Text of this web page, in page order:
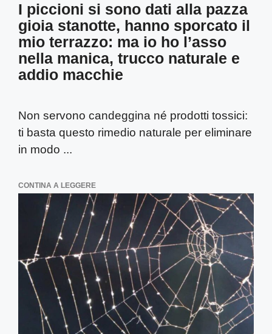
I piccioni si sono dati alla pazza
gioia stanotte, hanno sporcato il
mio terrazzo: ma io ho l’asso
nella manica, trucco naturale e
addio macchie
Non servono candeggina né prodotti tossici:
ti basta questo rimedio naturale per eliminare
in modo ...
CONTINA A LEGGERE